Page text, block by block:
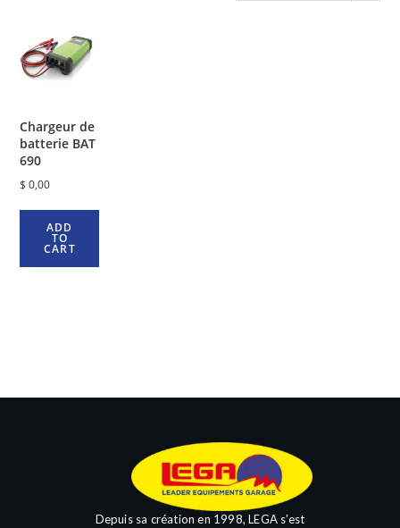
Chargeur de
batterie BAT
690
$ 0,00
ADD
TO
CART
Depuis sa création en 1998, LEGA s’est